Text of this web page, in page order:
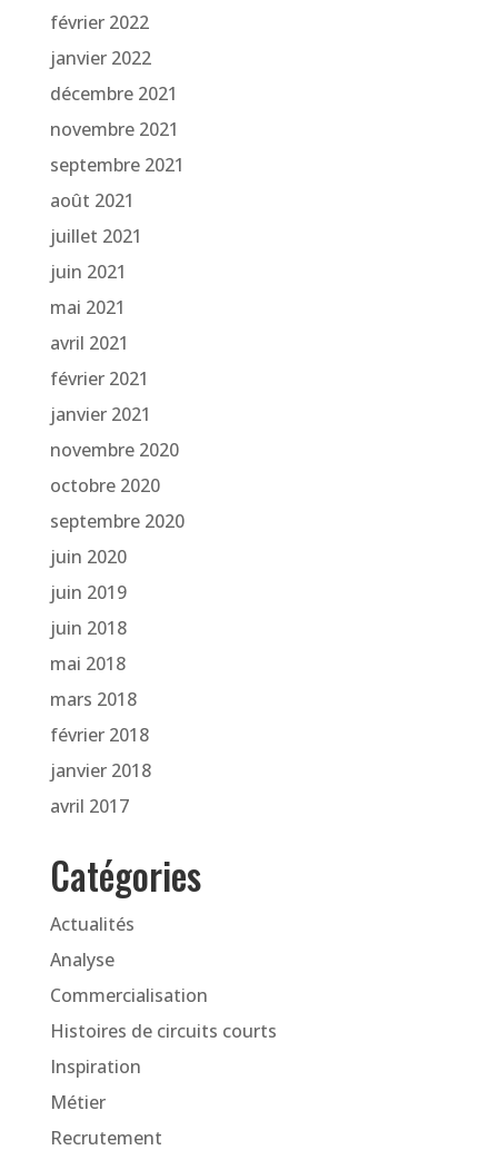
février 2022
janvier 2022
décembre 2021
novembre 2021
septembre 2021
août 2021
juillet 2021
juin 2021
mai 2021
avril 2021
février 2021
janvier 2021
novembre 2020
octobre 2020
septembre 2020
juin 2020
juin 2019
juin 2018
mai 2018
mars 2018
février 2018
janvier 2018
avril 2017
Catégories
Actualités
Analyse
Commercialisation
Histoires de circuits courts
Inspiration
Métier
Recrutement